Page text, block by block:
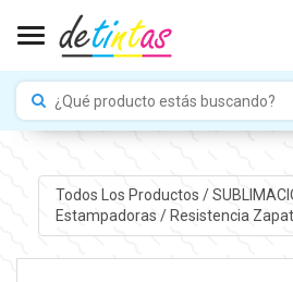
Toggle navigation
Todos Los Productos /
Estampadoras / Resistencia